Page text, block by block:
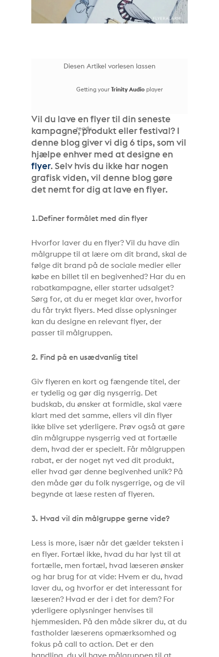
Diesen Artikel vorlesen lassen
Getting your Trinity Audio player
ready...
Vil du lave en flyer til din seneste
kampagne, produkt eller festival? I
denne blog giver vi dig 6 tips, som vil
hjælpe enhver med at designe en
flyer. Selv hvis du ikke har nogen
grafisk viden, vil denne blog gøre
det nemt for dig at lave en flyer.
1.Definer formålet med din flyer
Hvorfor laver du en flyer? Vil du have din
målgruppe til at lære om dit brand, skal de
følge dit brand på de sociale medier eller
købe en billet til en begivenhed? Har du en
rabatkampagne, eller starter udsalget?
Sørg for, at du er meget klar over, hvorfor
du får trykt flyers. Med disse oplysninger
kan du designe en relevant flyer, der
passer til målgruppen.
2. Find på en usædvanlig titel
Giv flyeren en kort og fængende titel, der
er tydelig og gør dig nysgerrig. Det
budskab, du ønsker at formidle, skal være
klart med det samme, ellers vil din flyer
ikke blive set yderligere. Prøv også at gøre
din målgruppe nysgerrig ved at fortælle
dem, hvad der er specielt. Får målgruppen
rabat, er der noget nyt ved dit produkt,
eller hvad gør denne begivenhed unik? På
den måde gør du folk nysgerrige, og de vil
begynde at læse resten af flyeren.
3. Hvad vil din målgruppe gerne vide?
Less is more, især når det gælder teksten i
en flyer. Fortæl ikke, hvad du har lyst til at
fortælle, men fortæl, hvad læseren ønsker
og har brug for at vide: Hvem er du, hvad
laver du, og hvorfor er det interessant for
læseren? Hvad er der i det for dem? For
yderligere oplysninger henvises til
hjemmesiden. På den måde sikrer du, at du
fastholder læserens opmærksomhed og
fokus på call to action. Det er den
handling, du vil have målgruppen til at